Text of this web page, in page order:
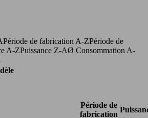
Période de fabrication A-ZPériode de
A-ZPuissance Z-AØ Consommation A-
Période de
fabrication